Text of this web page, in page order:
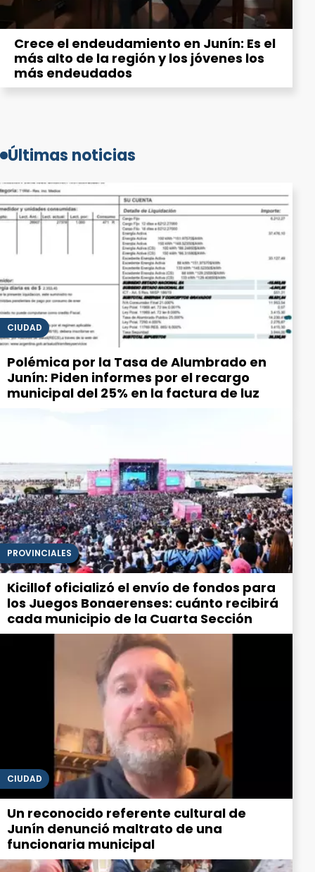
Crece el endeudamiento en Junín: Es el
más alto de la región y los jóvenes los
más endeudados
Últimas noticias
CIUDAD
Polémica por la Tasa de Alumbrado en
Junín: Piden informes por el recargo
municipal del 25% en la factura de luz
PROVINCIALES
Kicillof oficializó el envío de fondos para
los Juegos Bonaerenses: cuánto recibirá
cada municipio de la Cuarta Sección
CIUDAD
Un reconocido referente cultural de
Junín denunció maltrato de una
funcionaria municipal